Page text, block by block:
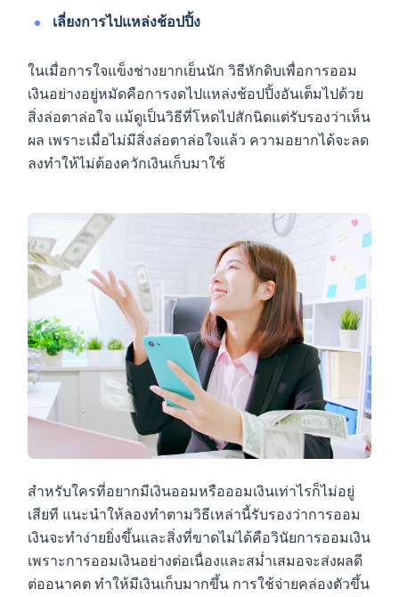
เลี่ยงการไปแหล่งช้อปปิ้ง
ในเมื่อการใจแข็งช่างยากเย็นนัก วิธีหักดิบเพื่อการออม
เงินอย่างอยู่หมัดคือการงดไปแหล่งช้อปปิ้งอันเต็มไปด้วย
สิ่งล่อตาล่อใจ แม้ดูเป็นวิธีที่โหดไปสักนิดแต่รับรองว่าเห็น
ผล เพราะเมื่อไม่มีสิ่งล่อตาล่อใจแล้ว ความอยากได้จะลด
ลงทำให้ไม่ต้องควักเงินเก็บมาใช้
สำหรับใครที่อยากมีเงินออมหรือออมเงินเท่าไรก็ไม่อยู่
เสียที แนะนำให้ลองทำตามวิธีเหล่านี้รับรองว่าการออม
เงินจะทำง่ายยิ่งขึ้นและสิ่งที่ขาดไม่ได้คือวินัยการออมเงิน
เพราะการออมเงินอย่างต่อเนื่องและสม่ำเสมอจะส่งผลดี
ต่ออนาคต ทำให้มีเงินเก็บมากขึ้น การใช้จ่ายคล่องตัวขึ้น